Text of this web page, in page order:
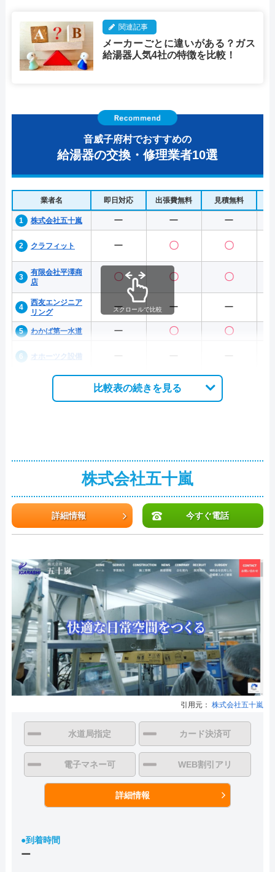
関連記事
メーカーごとに違いがある？ガス
給湯器人気4社の特徴を比較！
音威子府村でおすすめの
給湯器の交換・修理業者10選
業者名 即日対応 出張費無料 見積無料
株式会社五十嵐 ー ー ー
クラフィット ー 〇 〇
有限会社平澤商
店
〇 〇 〇
西友エンジニア
リング
ー ー ー
わかば第一水道 ー 〇 〇
オホーツク設備
スクロールで比較
比較表の続きを見る
株式会社五十嵐
詳細情報 今すぐ電話
引用元： 株式会社五十嵐
水道局指定 カード決済可
電子マネー可 WEB割引アリ
詳細情報
●到着時間
ー